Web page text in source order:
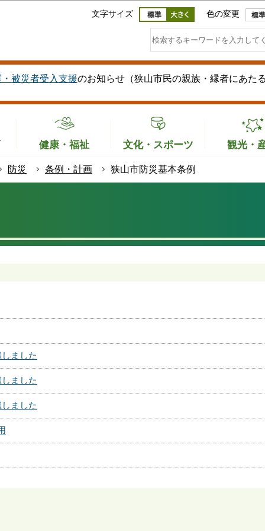
このページの本文へ移動
文字サイズ 色の変更
被災者受入支援のお知らせ（狭山市民の親族・縁者にあた
健康・福祉 文化・スポーツ 観光・
防災 条例・計画 狭山市防災基本条例
ました
ました
ました